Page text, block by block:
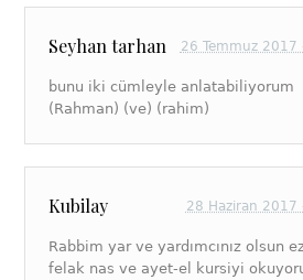
Seyhan tarhan 26 Temmuz 2017
bunu iki cümleyle anlatabiliyorum
(Rahman) (ve) (rahim)
Kubilay 28 Haziran 2017
Rabbim yar ve yardımcınız olsun
felak nas ve ayet-el kursiyi